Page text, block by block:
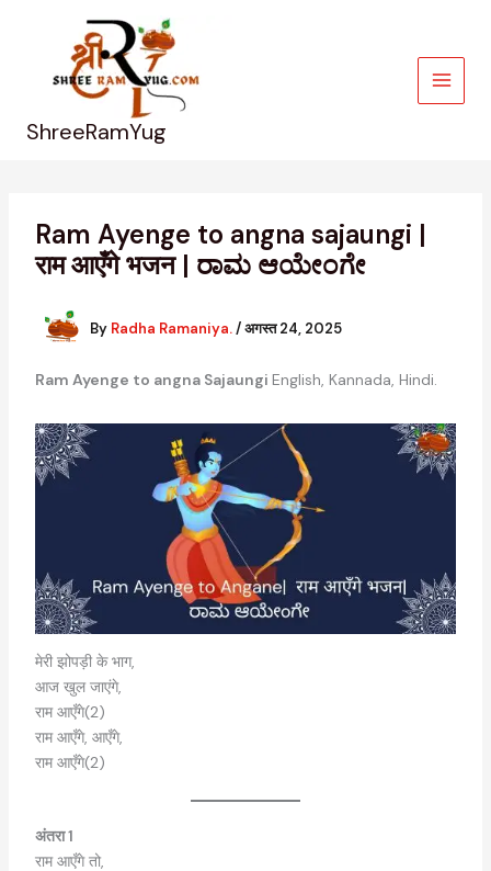
ShreeRamYug
Ram Ayenge to angna sajaungi |
राम आएँगे भजन | ರಾಮ ಆಯೇಂಗೇ
By Radha Ramaniya./अगस्त 24, 2025
Ram Ayenge to angna Sajaungi English, Kannada, Hindi.
मेरी झोपड़ी के भाग,
आज खुल जाएंगे,
राम आएँगे(2)
राम आएँगे, आएँगे,
राम आएँगे(2)
अंतरा 1
राम आएँगे तो,